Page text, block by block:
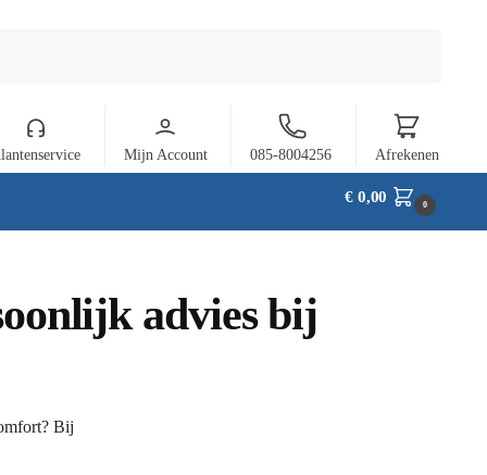
Mijn Account 085-8004256 Afrekenen
€0,00 0
advies bij
Bij